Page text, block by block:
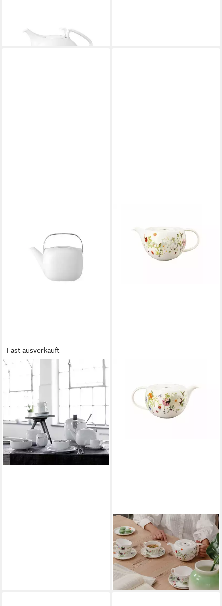
lieferbar - in 2-3 Werktagen bei dir
Fast ausverkauft
ROSENTHAL
Kanne Rosenthal Suomi Weiss
Teekanne - R 19,2 cm, 1340 l,
(Packung, 1x Kanne)
ab 144,10 € UVP 200,00 €
-28%
lieferbar - in 2-3 Werktagen bei dir
ROSENTHAL
Kanne Brillance Grand Air
Teekanne für 2 Pers. 0,8l,
Kannen
95,00 €
lieferbar - in 3-4 Werktagen bei dir